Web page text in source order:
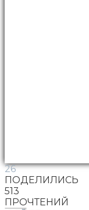
26
ПОДЕЛИЛИСЬ
513
ПРОЧТЕНИЙ